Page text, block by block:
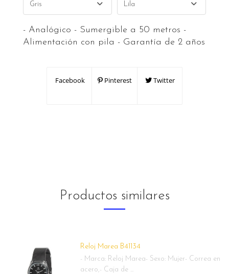
- Analógico - Sumergible a 50 metros -
Alimentación con pila - Garantía de 2 años
Facebook Pinterest Twitter
Productos similares
Reloj Marea B41134
- Marca: Reloj Marea- Sexo: Mujer- Correa en
acero,- Caja de ...